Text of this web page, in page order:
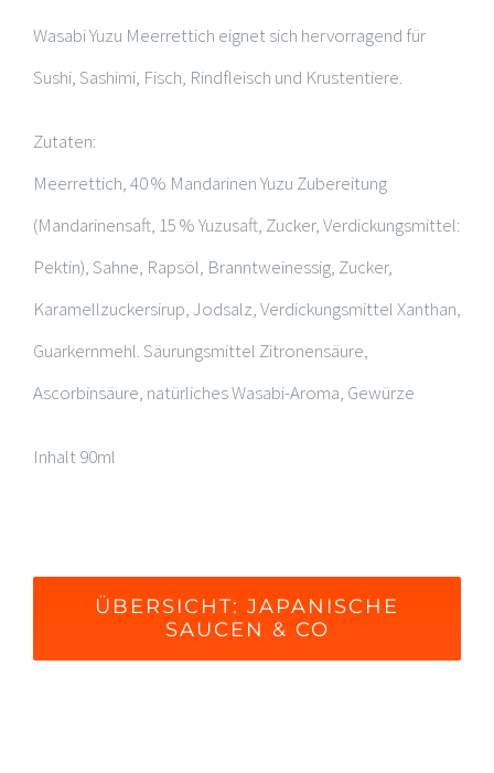
Wasabi Yuzu Meerrettich eignet sich hervorragend für
Sushi, Sashimi, Fisch, Rindfleisch und Krustentiere.
Zutaten:
Meerrettich, 40 % Mandarinen Yuzu Zubereitung
(Mandarinensaft, 15 % Yuzusaft, Zucker, Verdickungsmittel:
Pektin), Sahne, Rapsöl, Branntweinessig, Zucker,
Karamellzuckersirup, Jodsalz, Verdickungsmittel Xanthan,
Guarkernmehl. Säurungsmittel Zitronensäure,
Ascorbinsäure, natürliches Wasabi-Aroma, Gewürze
Inhalt 90ml
ÜBERSICHT: JAPANISCHE
SAUCEN & CO